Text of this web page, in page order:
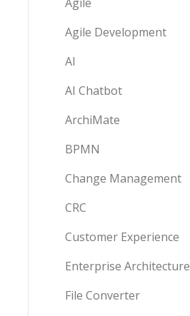
Agile Development
AI
AI Chatbot
ArchiMate
BPMN
Change Management
CRC
Customer Experience
Enterprise Architecture
File Converter